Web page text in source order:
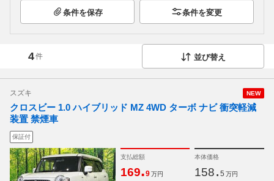
条件を保存 条件を変更
4件 並び替え
NEW
スズキ
クロスビー 1.0 ハイブリッド MZ 4WD ターボ ナビ 衝突軽減
装置 禁煙車
保証付
支払総額
169.9 万円
本体価格
158. 5 万円